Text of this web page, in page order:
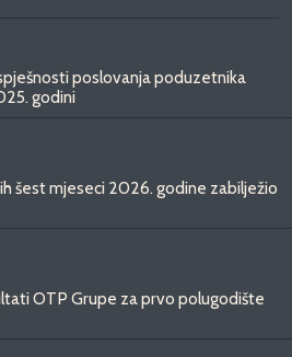
poslovanja poduzetnika
godini
šest mjeseci 2026. godine zabilježio
OTP Grupe za prvo polugodište